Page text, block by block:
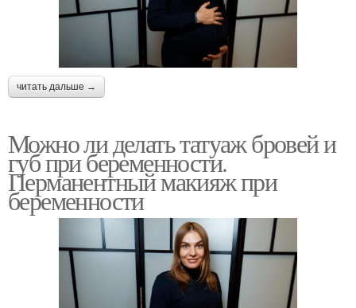
читать дальше →
Можно ли делать татуаж бровей и
губ при беременности.
Перманентный макияж при
беременности